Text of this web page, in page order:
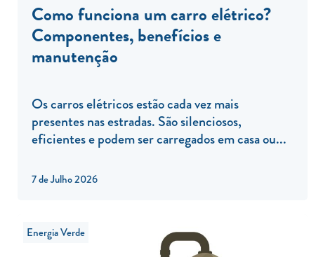
7 de Julho 2026
Como funciona um carro elétrico?
Componentes, benefícios e
manutenção
Os carros elétricos estão cada vez mais
presentes nas estradas. São silenciosos,
eficientes e podem ser carregados em casa ou...
Energia Verde